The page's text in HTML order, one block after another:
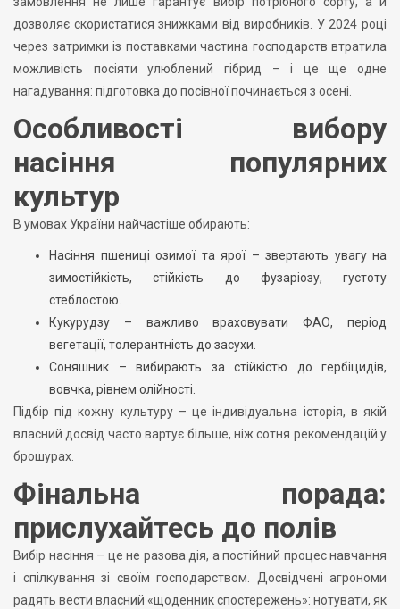
дозволяє скористатися знижками від виробників. У 2024 році
через затримки із поставками частина господарств втратила
можливість посіяти улюблений гібрид – і це ще одне
нагадування: підготовка до посівної починається з осені.
Особливості вибору
насіння популярних
культур
В умовах України найчастіше обирають:
Насіння пшениці озимої та ярої – звертають увагу на
зимостійкість, стійкість до фузаріозу, густоту
стеблостою.
Кукурудзу – важливо враховувати ФАО, період
вегетації, толерантність до засухи.
Соняшник – вибирають за стійкістю до гербіцидів,
вовчка, рівнем олійності.
Підбір під кожну культуру – це індивідуальна історія, в якій
власний досвід часто вартує більше, ніж сотня рекомендацій у
брошурах.
Фінальна порада:
прислухайтесь до полів
Вибір насіння – це не разова дія, а постійний процес навчання
і спілкування зі своїм господарством. Досвідчені агрономи
радять вести власний «щоденник спостережень»: нотувати, як